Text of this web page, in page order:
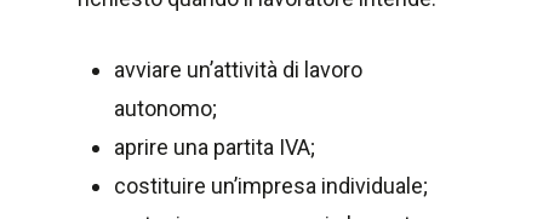
avviare un’attività di lavoro
autonomo;
aprire una partita IVA;
costituire un’impresa individuale;